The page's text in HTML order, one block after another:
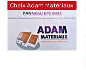
Choix Adam Matériaux